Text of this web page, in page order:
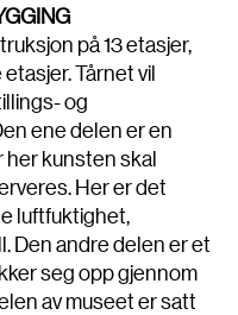
på 13 etasjer,
Tårnet vil
og
ene delen er en
kunsten skal
Her er det
luftfuktighet,
Den andre delen er et
seg opp gjennom
av museet er satt